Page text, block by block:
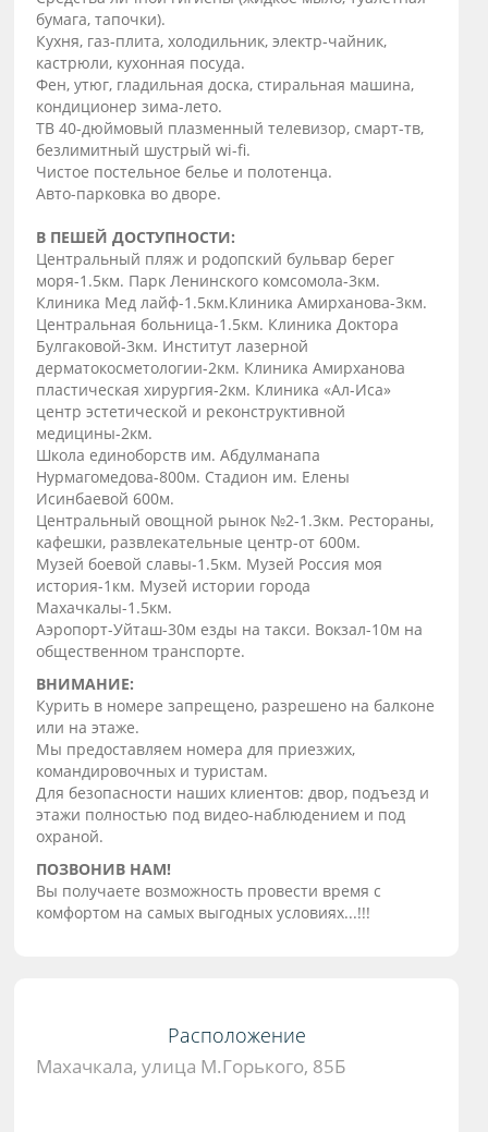
бумага, тапочки).
Кухня, газ-плита, холодильник, электр-чайник,
кастрюли, кухонная посуда.
Фен, утюг, гладильная доска, стиральная машина,
кондиционер зима-лето.
ТВ 40-дюймовый плазменный телевизор, смарт-тв,
безлимитный шустрый wi-fi.
Чистое постельное белье и полотенца.
Авто-парковка во дворе.
В ПЕШЕЙ ДОСТУПНОСТИ:
Центральный пляж и родопский бульвар берег
моря-1.5км. Парк Ленинского комсомола-3км.
Клиника Мед лайф-1.5км.Клиника Амирханова-3км.
Центральная больница-1.5км. Клиника Доктора
Булгаковой-3км. Институт лазерной
дерматокосметологии-2км. Клиника Амирханова
пластическая хирургия-2км. Клиника «Ал-Иса»
центр эстетической и реконструктивной
медицины-2км.
Школа единоборств им. Абдулманапа
Нурмагомедова-800м. Стадион им. Елены
Исинбаевой 600м.
Центральный овощной рынок №2-1.3км. Рестораны,
кафешки, развлекательные центр-от 600м.
Музей боевой славы-1.5км. Музей Россия моя
история-1км. Музей истории города
Махачкалы-1.5км.
Аэропорт-Уйташ-30м езды на такси. Вокзал-10м на
общественном транспорте.
ВНИМАНИЕ:
Курить в номере запрещено, разрешено на балконе
или на этаже.
Мы предоставляем номера для приезжих,
командировочных и туристам.
Для безопасности наших клиентов: двор, подъезд и
этажи полностью под видео-наблюдением и под
охраной.
ПОЗВОНИВ НАМ!
Вы получаете возможность провести время с
комфортом на самых выгодных условиях...!!!
Расположение
Махачкала, улица М.Горького, 85Б